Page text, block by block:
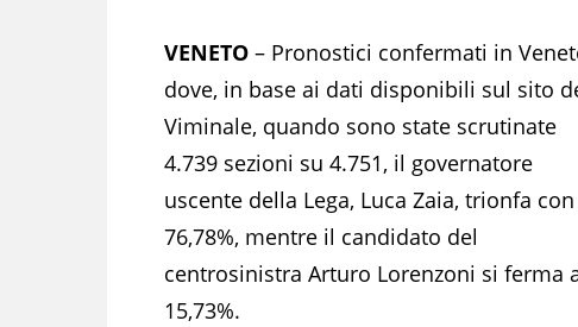
VENETO – Pronostici confermati in
dove, in base ai dati disponibili sul sito
Viminale, quando sono state scrutinate
4.739 sezioni su 4.751, il governatore
uscente della Lega, Luca Zaia, trionfa
76,78%, mentre il candidato del
centrosinistra Arturo Lorenzoni si ferma
15,73%.